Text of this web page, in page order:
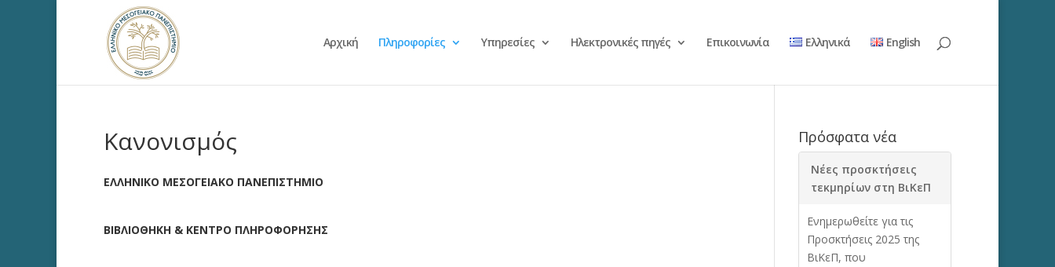
Αρχική Πληροφορίες Υπηρεσίες Ηλεκτρονικές πηγές Επικοινωνία Ελληνικά English
Κανονισμός
ΕΛΛΗΝΙΚΟ ΜΕΣΟΓΕΙΑΚΟ ΠΑΝΕΠΙΣΤΗΜΙΟ
ΒΙΒΛΙΟΘΗΚΗ & ΚΕΝΤΡΟ ΠΛΗΡΟΦΟΡΗΣΗΣ
Πρόσφατα νέα
Νέες προσκτήσεις
τεκμηρίων στη ΒιΚεΠ
Ενημερωθείτε για τις
Προσκτήσεις 2025 της
ΒιΚεΠ, που